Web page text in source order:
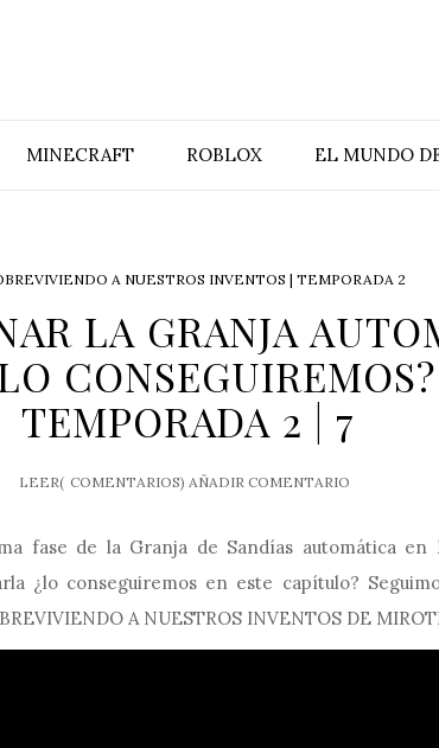
MINECRAFT ROBLOX EL MUNDO
A NUESTROS INVENTOS | TEMPORADA 2
LA GRANJA
TEMPORADA 2 | 7
LEER( COMENTARIOS) AÑADIR COMENTARIO
fase de la Granja de Sandías automática en
¿lo conseguiremos en este capítulo?
A NUESTROS INVENTOS DE